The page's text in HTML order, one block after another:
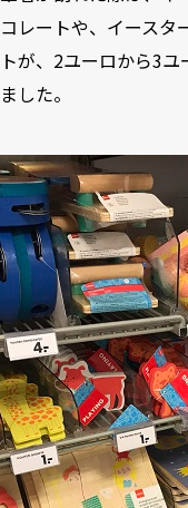
コレートや、イースタ
トが、2ユーロから3
ました。